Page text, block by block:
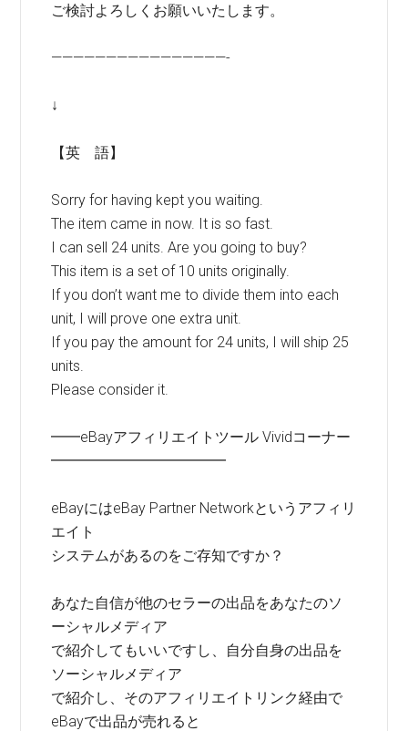
ご検討よろしくお願いいたします。
————————————————-
↓
【英 語】
Sorry for having kept you waiting.
The item came in now. It is so fast.
I can sell 24 units. Are you going to buy?
This item is a set of 10 units originally.
If you don’t want me to divide them into each
unit, I will prove one extra unit.
If you pay the amount for 24 units, I will ship 25
units.
Please consider it.
━━eBayアフィリエイトツール Vividコーナー
━━━━━━━━━━━━
eBayにはeBay Partner Networkというアフィリ
エイト
システムがあるのをご存知ですか？
あなた自信が他のセラーの出品をあなたのソ
ーシャルメディア
で紹介してもいいですし、自分自身の出品を
ソーシャルメディア
で紹介し、そのアフィリエイトリンク経由で
eBayで出品が売れると